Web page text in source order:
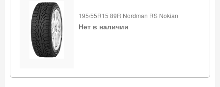
195/55R15 89R Nordman RS Nokian
Нет в наличии